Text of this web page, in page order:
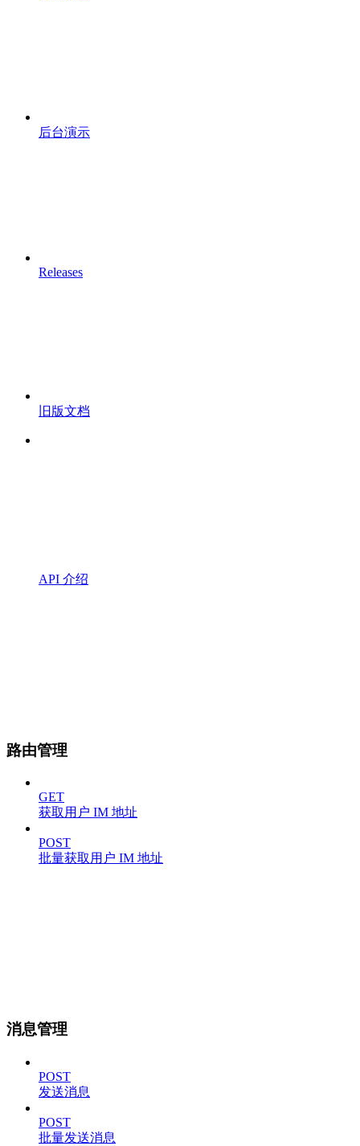
后台演示
Releases
旧版文档
API 介绍
路由管理
GET
获取用户 IM 地址
POST
批量获取用户 IM 地址
消息管理
POST
发送消息
POST
批量发送消息